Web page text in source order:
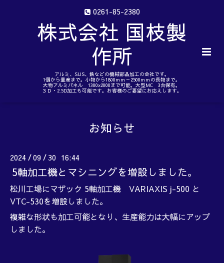
0261-85-2380
株式会社 国枝製
作所
アルミ、SUS、鉄などの機械部品加工の会社です。
1個から量産まで。小物から1800ｍｍ～2500ｍｍの長物まで。
大物アルミパネル 1300x2000まで可能。大型MC 3台保有。
３Ｄ・2.5D加工も可能です。お客様のご要望にお応えします。
お知らせ
2024 /09 /30 16:44
5軸加工機とマシニングを増設しました。
松川工場にマザック 5軸加工機 VARIAXIS j-500 と
VTC-530を増設しました。
複雑な形状も加工可能となり、生産能力は大幅にアップ
しました。